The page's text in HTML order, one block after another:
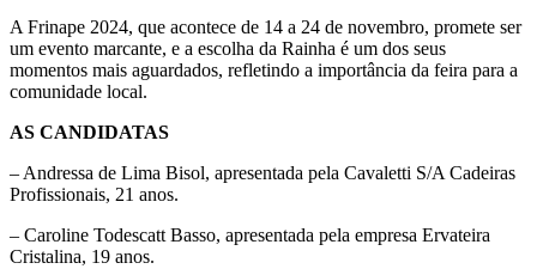
A Frinape 2024, que acontece de 14 a 24 de novembro, promete ser
um evento marcante, e a escolha da Rainha é um dos seus
momentos mais aguardados, refletindo a importância da feira para a
comunidade local.
AS CANDIDATAS
– Andressa de Lima Bisol, apresentada pela Cavaletti S/A Cadeiras
Profissionais, 21 anos.
– Caroline Todescatt Basso, apresentada pela empresa Ervateira
Cristalina, 19 anos.